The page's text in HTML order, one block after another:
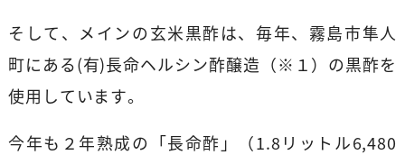
そして、メインの玄米黒酢は、毎年、霧島市隼人
町にある(有)長命ヘルシン酢醸造（※１）の黒酢を
使用しています。
今年も２年熟成の「長命酢」（1.8リットル6,480